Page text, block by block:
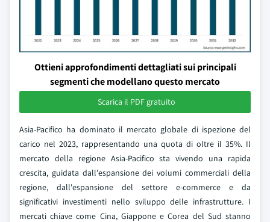
Ottieni approfondimenti dettagliati sui principali
segmenti che modellano questo mercato
Scarica il PDF gratuito
Asia-Pacifico ha dominato il mercato globale di ispezione del
carico nel 2023, rappresentando una quota di oltre il 35%. Il
mercato della regione Asia-Pacifico sta vivendo una rapida
crescita, guidata dall'espansione dei volumi commerciali della
regione, dall'espansione del settore e-commerce e da
significativi investimenti nello sviluppo delle infrastrutture. I
mercati chiave come Cina, Giappone e Corea del Sud stanno